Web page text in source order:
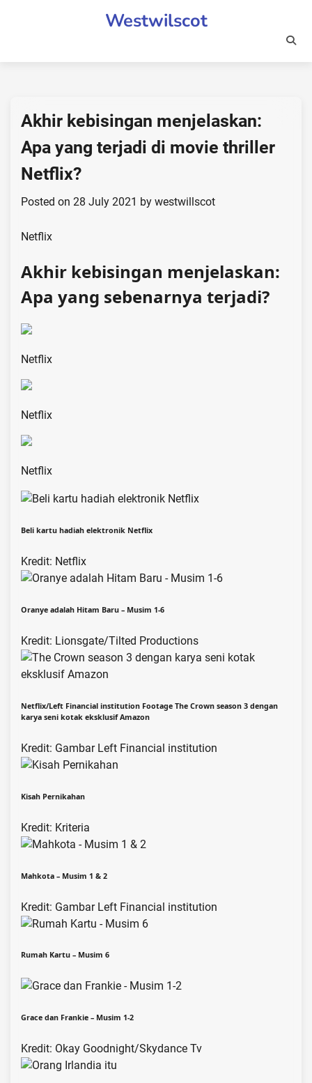
Westwilscot
Akhir kebisingan menjelaskan:
Apa yang terjadi di movie thriller
Netflix?
Posted on 28 July 2021 by westwillscot
Netflix
Akhir kebisingan menjelaskan:
Apa yang sebenarnya terjadi?
Netflix
Netflix
Netflix
Beli kartu hadiah elektronik Netflix
Kredit: Netflix
Oranye adalah Hitam Baru – Musim 1-6
Kredit: Lionsgate/Tilted Productions
Netflix/Left Financial institution Footage The Crown season 3 dengan
karya seni kotak eksklusif Amazon
Kredit: Gambar Left Financial institution
Kisah Pernikahan
Kredit: Kriteria
Mahkota – Musim 1 & 2
Kredit: Gambar Left Financial institution
Rumah Kartu – Musim 6
Grace dan Frankie – Musim 1-2
Kredit: Okay Goodnight/Skydance Tv